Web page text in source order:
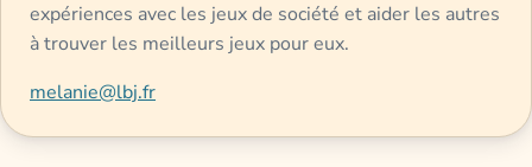
expériences avec les jeux de société et aider les autres
à trouver les meilleurs jeux pour eux.
melanie@lbj.fr